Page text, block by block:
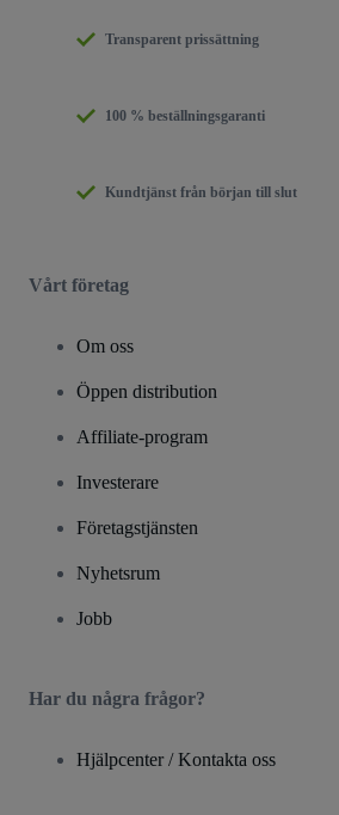
Transparent prissättning
100 % beställningsgaranti
Kundtjänst från början till slut
Vårt företag
Om oss
Öppen distribution
Affiliate-program
Investerare
Företagstjänsten
Nyhetsrum
Jobb
Har du några frågor?
Hjälpcenter / Kontakta oss